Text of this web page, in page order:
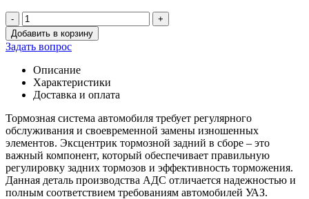
- +
Количество
товара
Эксцентрик
тормозной
задний
3160
(АДС)
Добавить в корзину
Задать вопрос
Описание
Характеристики
Доставка и оплата
Тормозная система автомобиля требует регулярного
обслуживания и своевременной замены изношенных
элементов. Эксцентрик тормозной задний в сборе – это
важный компонент, который обеспечивает правильную
регулировку задних тормозов и эффективность торможения.
Данная деталь производства АДС отличается надежностью и
полным соответствием требованиям автомобилей УАЗ.